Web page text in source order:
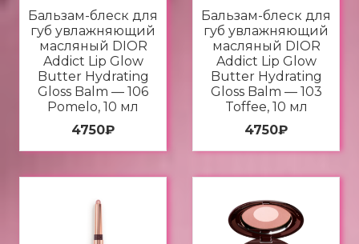
Бальзам-блеск для
губ увлажняющий
масляный DIOR
Addict Lip Glow
Butter Hydrating
Gloss Balm — 106
Pomelo, 10 мл
4750₽
Бальзам-блеск для
губ увлажняющий
масляный DIOR
Addict Lip Glow
Butter Hydrating
Gloss Balm — 103
Toffee, 10 мл
4750₽